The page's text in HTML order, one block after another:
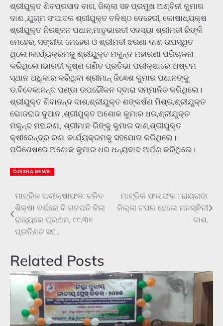
ଶ୍ରୀଯୁକ୍ତ ଶିବପ୍ରସାଦ ବାଗ, ଜିଲ୍ଲା ସହ ପ୍ରମୁଖ ଅଶ୍ବିନୀ କୁମାର
ଦାଶ ,ଯୁଗ୍ମ ସଂପାଦକ ଶ୍ରୀଯୁକ୍ତ ବଳିଷ୍ଠ ଦେହେରୀ, କୋଷାଧ୍ୟକ୍ଷ
ଶ୍ରୀଯୁକ୍ତ ନିରଞ୍ଜନ ପଧାନ,ମାତୃଭାରତୀ ସଦସ୍ୟା ଶ୍ରୀମତୀ ରିଙ୍କି
ମେହେର, ସଙ୍ଗୀତା ମେହେର ଓ ଶ୍ରୀମତୀ ଝରଣା ଦାଶ ଉପସ୍ଥିତ
ଥିଲେ।କାର୍ଯ୍ୟକ୍ରମକୁ ଶ୍ରୀଯୁକ୍ତ ମକୁନ୍ଦ ମହାରଣା ପରିଚାଳନା
କରିଥିଲେ।ଭାରତୀ କୃଷ୍ଣ ଗଣିତ ପ୍ରତିଭା ପରୀକ୍ଷାରେ ଅଷ୍ଟମ
ସ୍ଥାନ ଅଧିକାର କରିଥିବା ଶ୍ରୀମାନ୍ ଜିଜ୍ଞେଶ କୁମାର ପଧାନଙ୍କୁ
ଡ.ବିବେକାନନ୍ଦ ପଣ୍ଡା ଉପଢୌକନ ଦ୍ବାରା ସମ୍ମାନିତ କରିଥିଲେ।
ଶ୍ରୀଯୁକ୍ତ ଶିବାନନ୍ଦ ଦାଶ,ଶ୍ରୀଯୁକ୍ତ ଶଙ୍କର୍ଷଣ ମିଶ୍ର,ଶ୍ରୀଯୁକ୍ତ
ଭୋଜରାଜ ଦୁଆନ ,ଶ୍ରୀଯୁକ୍ତ ଅଶୋକ କୁମାର ଧର,ଶ୍ରୀଯୁକ୍ତ
ମକୁନ୍ଦ ମହାରଣା, ଶ୍ରୀମାନ ରିଙ୍କୁ କୁମାର ଦାଶ,ଶ୍ରୀଯୁକ୍ତ
କ୍ଷୀରେନ୍ଦ୍ର ରଣା କାର୍ଯ୍ୟକ୍ରମକୁ ସହଯୋଗ କରିଥିଲେ।
ପରିଶେଷରେ ଅଶୋକ କୁମାର ଧର ଧନ୍ୟବାଦ ଅର୍ପଣ କରିଥିଲେ।
ODISHA NEWS
Post
navigation
ମାଟ୍ରିକ ପରୀକ୍ଷାଫଳ: ଚଳିତ
ଶିକ୍ଷା ବର୍ଷରେ ବି ଗଜପତି ଜିଲା
ରାଜ୍ୟରେ ପ୍ରଥମ, ୯୯.୩୧
ପ୍ରତିଶତ ସହ…
ମାଟ୍ରିକ ଫଳାଫଳ : ରାୟଗଡା
ଜିଲ୍ଲା ଟପର ହେଲେ ମନସ୍ଵିନୀ
ଦାଶ.
Related Posts